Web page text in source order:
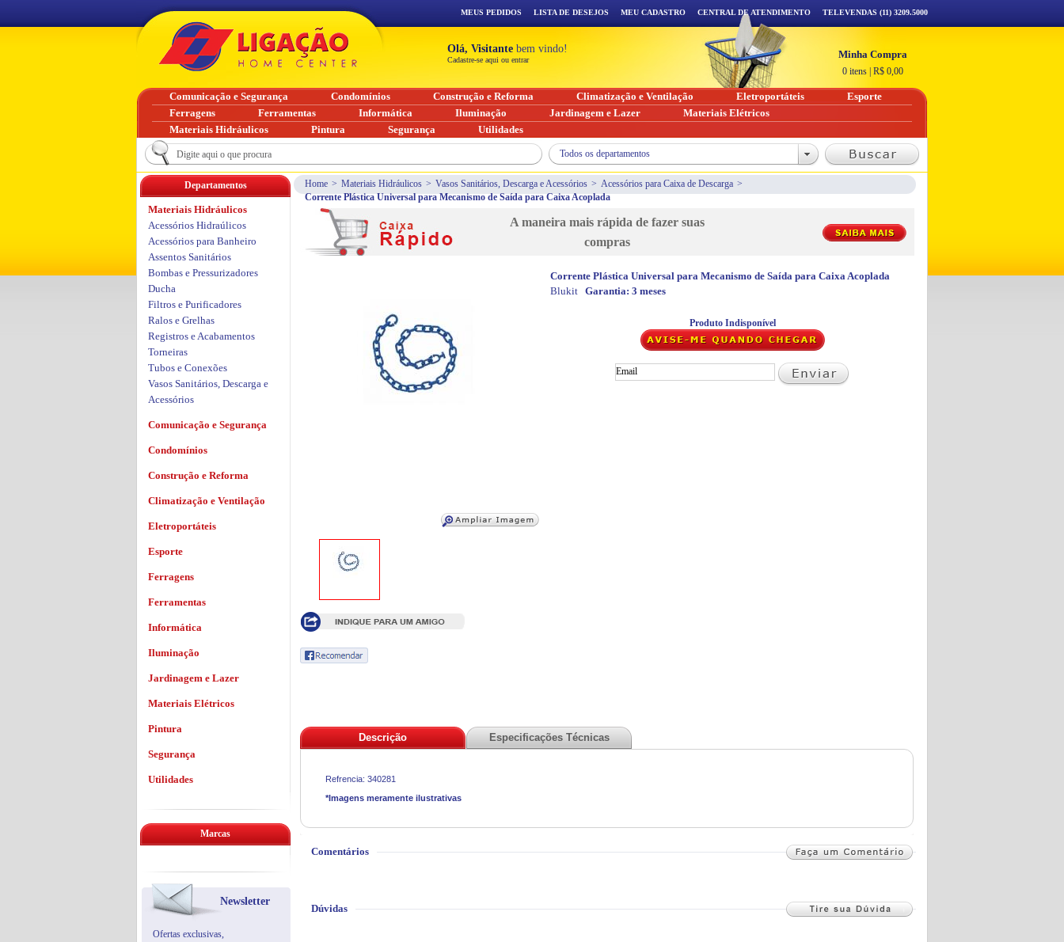
Home > Materiais Hidráulicos > Vasos Sanitários, Descarga e Acessórios > Acessórios para Caixa de Descarga >
Corrente Plástica Universal para Mecanismo de Saída para Caixa Acoplada
A maneira mais rápida de fazer suas
compras
Corrente Plástica Universal para Mecanismo de Saída para Caixa Acoplada
Blukit Garantia: 3 meses
Produto Indisponível
Descrição Especificações Técnicas
Refrencia: 340281
*Imagens meramente ilustrativas
Comentários
Dúvidas
Departamentos
Materiais Hidráulicos
Acessórios Hidraúlicos
Acessórios para Banheiro
Assentos Sanitários
Bombas e Pressurizadores
Ducha
Filtros e Purificadores
Ralos e Grelhas
Registros e Acabamentos
Torneiras
Tubos e Conexões
Vasos Sanitários, Descarga e
Acessórios
Comunicação e Segurança
Condomínios
Construção e Reforma
Climatização e Ventilação
Eletroportáteis
Esporte
Ferragens
Ferramentas
Informática
Iluminação
Jardinagem e Lazer
Materiais Elétricos
Pintura
Segurança
Utilidades
Marcas
Newsletter
Ofertas exclusivas,
MEUS PEDIDOS LISTA DE DESEJOS MEU CADASTRO CENTRAL DE ATENDIMENTO TELEVENDAS (11) 3209.5000
Olá, Visitante bem vindo!
Cadastre-se aqui ou entrar Minha Compra
0 itens R$ 0,00
Comunicação e Segurança Condomínios Construção e Reforma Climatização e Ventilação Eletroportáteis
Esporte
Ferragens
Ferramentas Informática Iluminação Jardinagem e Lazer
Materiais Elétricos
Materiais Hidráulicos
Pintura Segurança Utilidades
Todos os departamentos